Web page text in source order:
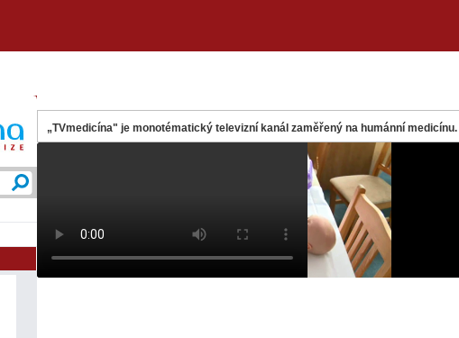
„TVmedicína" je monotématický televizní kanál zaměřený na humánní medicínu.